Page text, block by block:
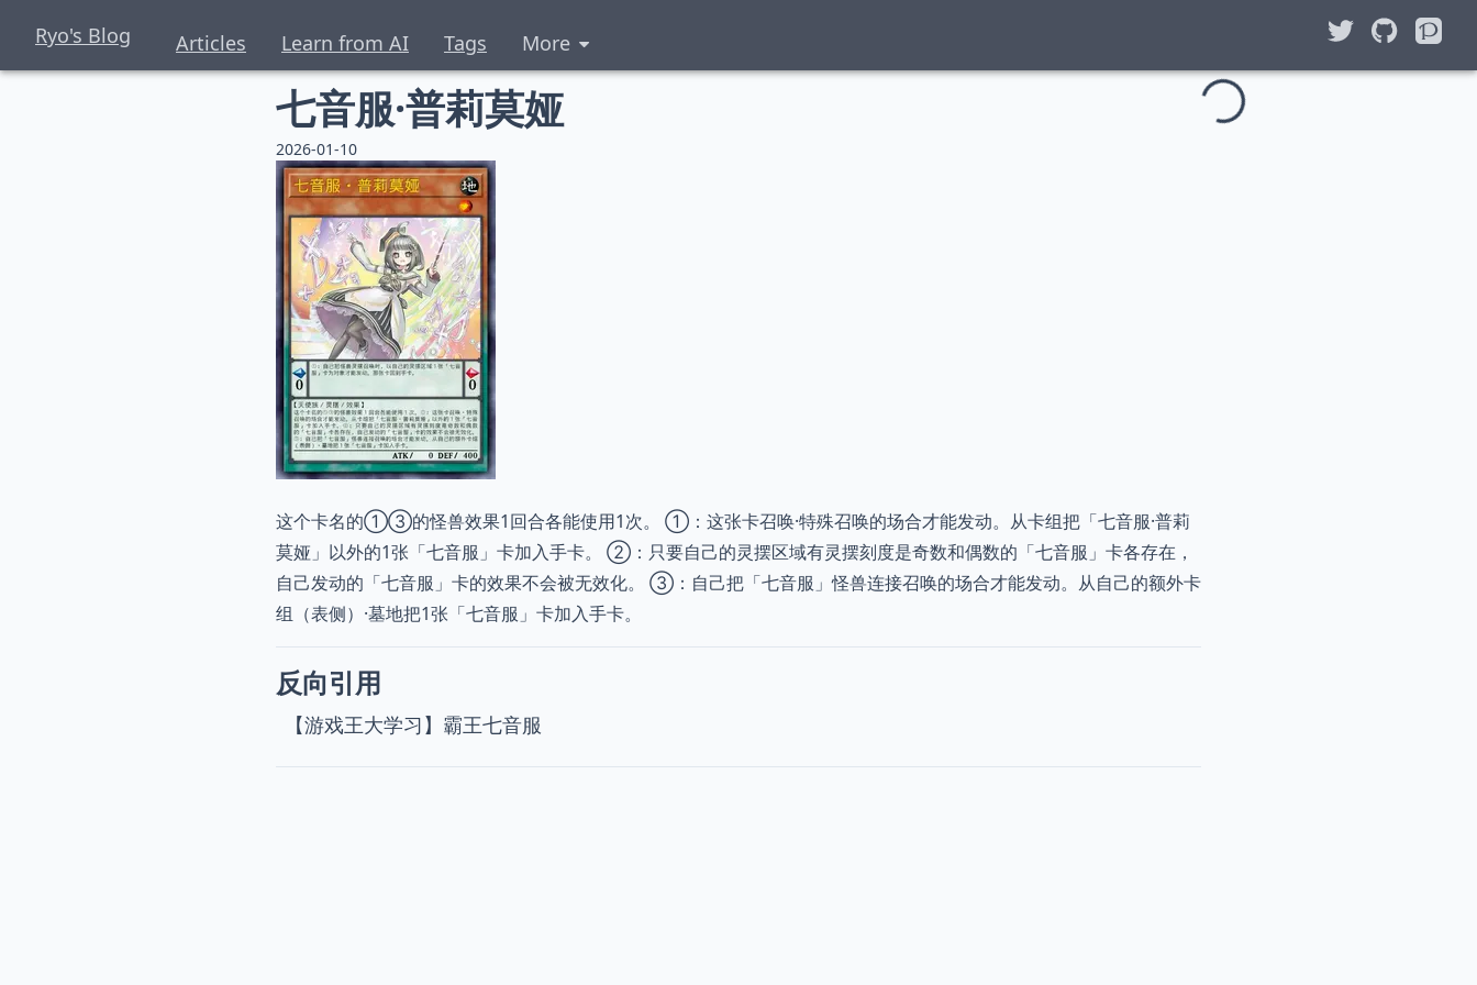
Ryo's Blog Articles Learn from AI Tags More
七音服·普莉莫娅
2026-01-10
这个卡名的①③的怪兽效果1回合各能使用1次。 ①：这张卡召唤·特殊召唤的场合才能发动。从卡组把「七音服·普莉
莫娅」以外的1张「七音服」卡加入手卡。 ②：只要自己的灵摆区域有灵摆刻度是奇数和偶数的「七音服」卡各存在，
自己发动的「七音服」卡的效果不会被无效化。 ③：自己把「七音服」怪兽连接召唤的场合才能发动。从自己的额外卡
组（表侧）·墓地把1张「七音服」卡加入手卡。
反向引用
【游戏王大学习】霸王七音服